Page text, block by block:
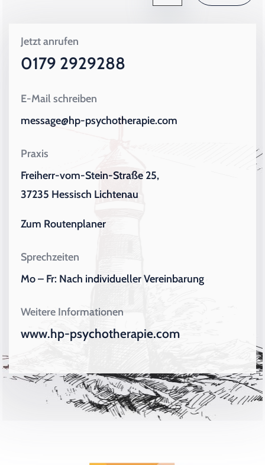
Jetzt anrufen
0179 2929288
E-Mail schreiben
message@hp-psychotherapie.com
Praxis
Freiherr-vom-Stein-Straße 25,
37235 Hessisch Lichtenau
Zum Routenplaner
Sprechzeiten
Mo – Fr: Nach individueller Vereinbarung
Weitere Informationen
www.hp-psychotherapie.com